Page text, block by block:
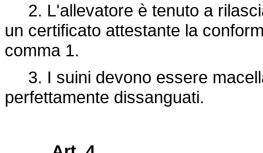
2. L'allevatore è tenuto a
un certificato attestante la
comma 1.
3. I suini devono essere
perfettamente dissanguati.